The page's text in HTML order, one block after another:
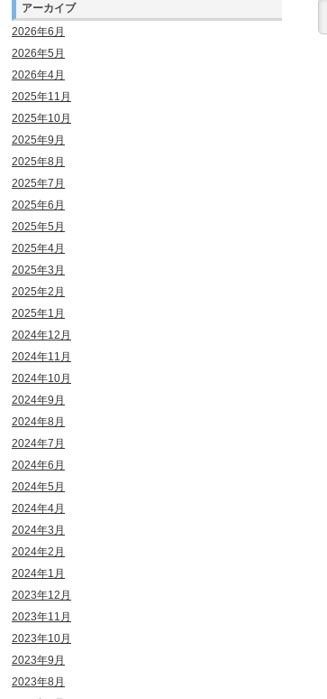
アーカイブ
2026年6月
2026年5月
2026年4月
2025年11月
2025年10月
2025年9月
2025年8月
2025年7月
2025年6月
2025年5月
2025年4月
2025年3月
2025年2月
2025年1月
2024年12月
2024年11月
2024年10月
2024年9月
2024年8月
2024年7月
2024年6月
2024年5月
2024年4月
2024年3月
2024年2月
2024年1月
2023年12月
2023年11月
2023年10月
2023年9月
2023年8月